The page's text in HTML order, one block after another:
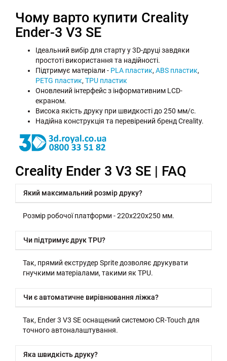
Чому варто купити Creality
Ender-3 V3 SE
Ідеальний вибір для старту у 3D-друці завдяки
простоті використання та надійності.
Підтримує матеріали - PLA пластик, ABS пластик,
PETG пластик, TPU пластик
Оновлений інтерфейс з інформативним LCD-
екраном.
Висока якість друку при швидкості до 250 мм/с.
Надійна конструкція та перевірений бренд Creality.
Creality Ender 3 V3 SE | FAQ
Який максимальний розмір друку?
Розмір робочої платформи - 220x220x250 мм.
Чи підтримує друк TPU?
Так, прямий екструдер Sprite дозволяє друкувати
гнучкими матеріалами, такими як TPU.
Чи є автоматичне вирівнювання ліжка?
Так, Ender 3 V3 SE оснащений системою CR-Touch для
точного автоналаштування.
Яка швидкість друку?